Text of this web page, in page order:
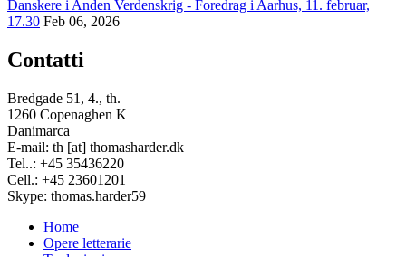
Danskere i Anden Verdenskrig - Foredrag i Aarhus, 11. februar,
17.30 Feb 06, 2026
Contatti
Bredgade 51, 4., th.
1260 Copenaghen K
Danimarca
E-mail: th [at] thomasharder.dk
Tel..: +45 35436220
Cell.: +45 23601201
Skype: thomas.harder59
Footer
Home
Opere letterarie